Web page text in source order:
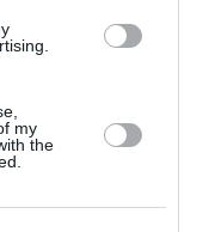
my
the